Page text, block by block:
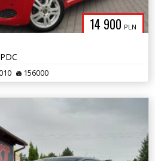
14 900 PLN
156000